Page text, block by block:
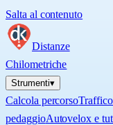
Salta al contenuto
Distanze
Chilometriche
Strumenti▾
Calcola percorso
pedaggioAutovelox e